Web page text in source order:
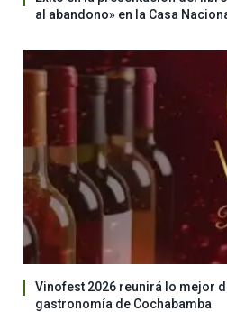
al abandono» en la Casa
Vinofest 2026 reunirá lo mejor
gastronomía de Cochabamba